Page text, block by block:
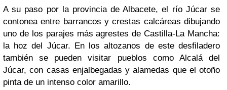
A su paso por la provincia de Albacete, el río Júcar se
contonea entre barrancos y crestas calcáreas dibujando
uno de los parajes más agrestes de Castilla-La Mancha:
la hoz del Júcar. En los altozanos de este desfiladero
también se pueden visitar pueblos como Alcalá del
Júcar, con casas enjalbegadas y alamedas que el otoño
pinta de un intenso color amarillo.